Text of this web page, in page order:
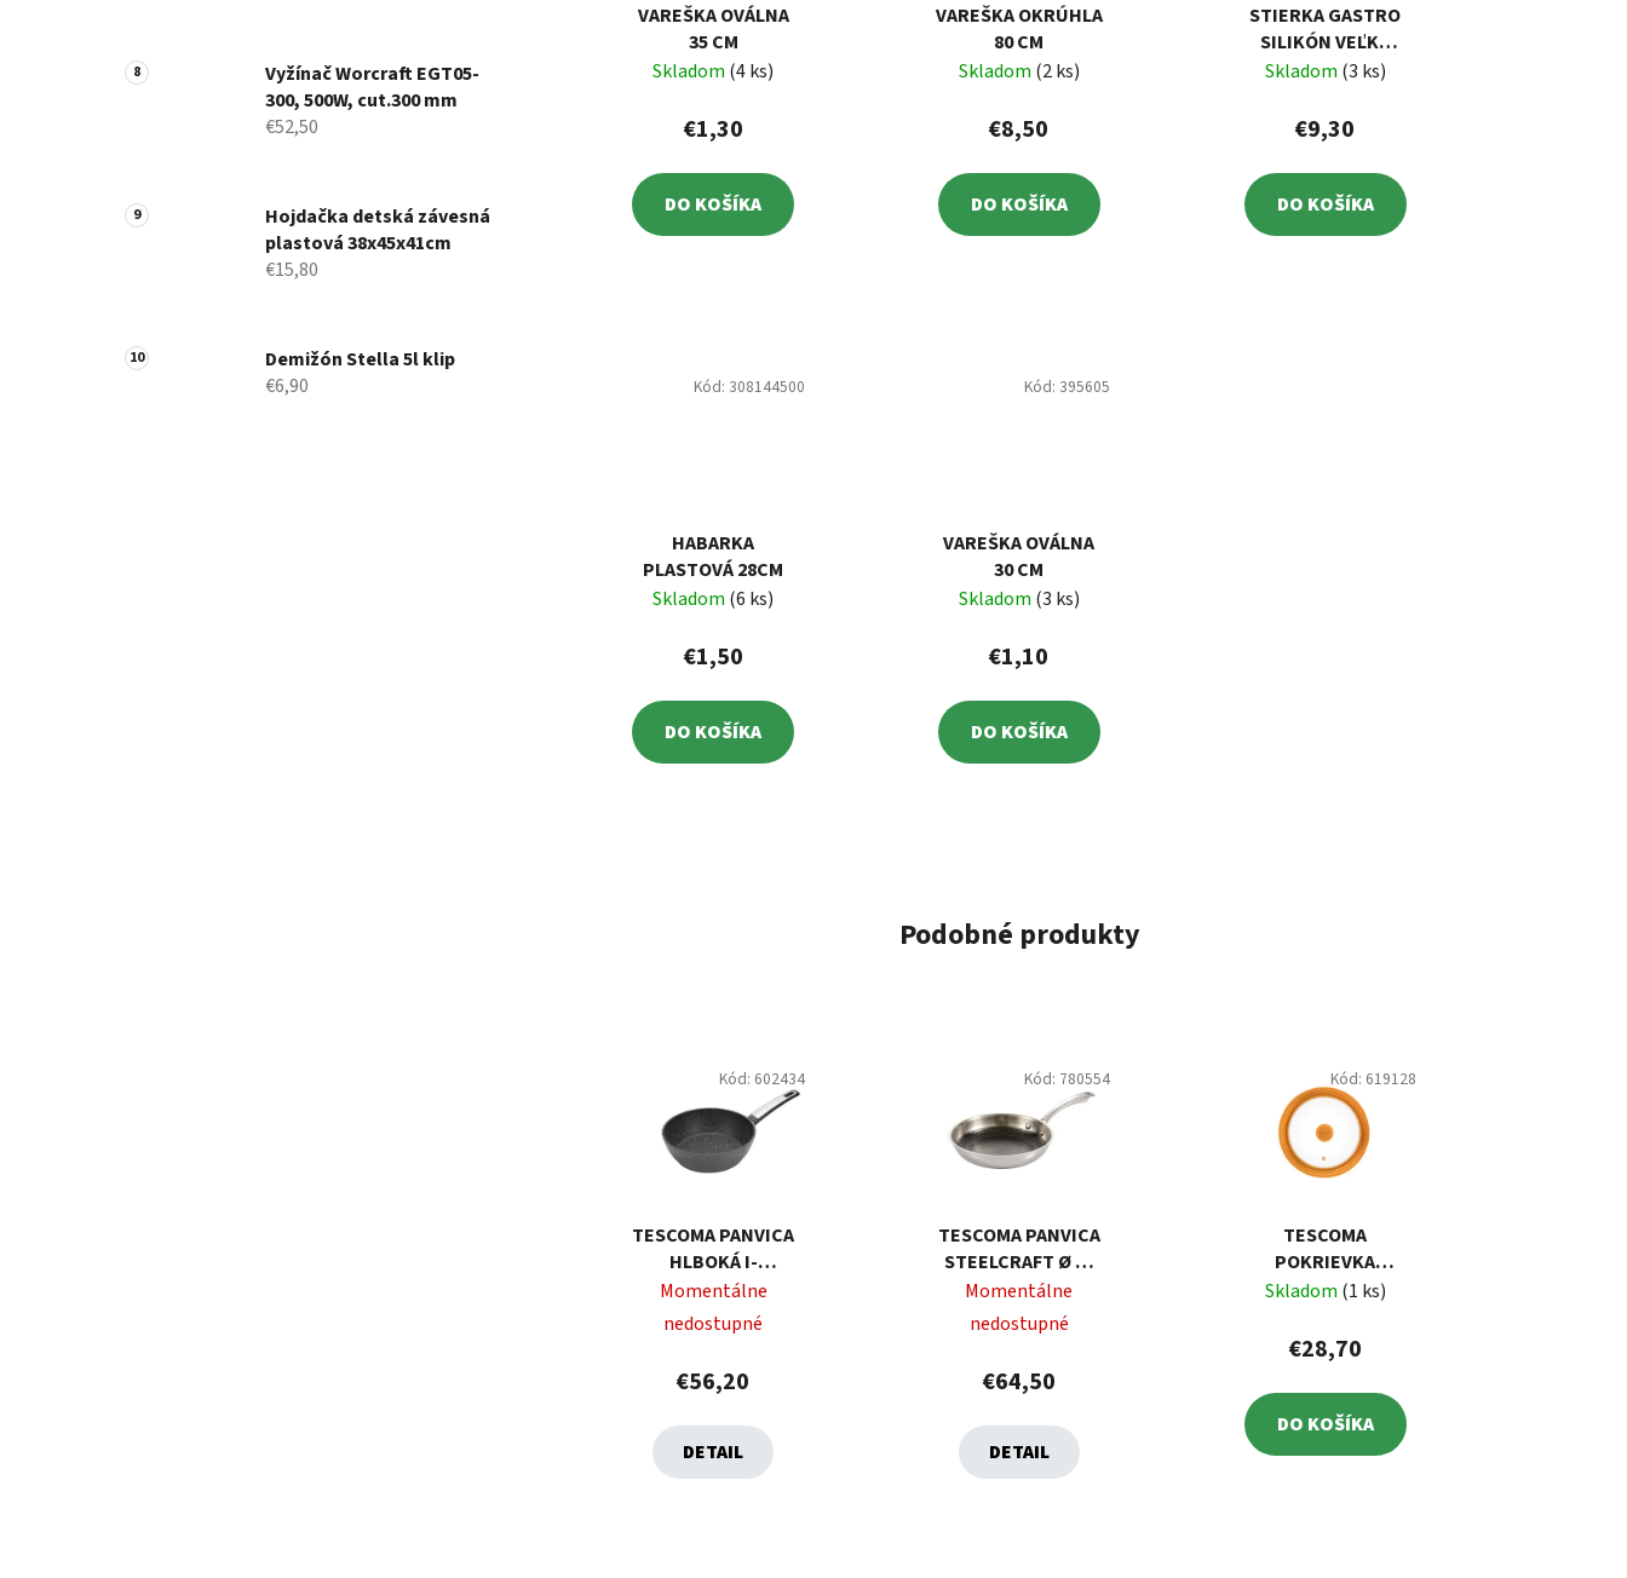
Vyžínač Worcraft EGT05-
300, 500W, cut.300 mm
€52,50
Hojdačka detská závesná
plastová 38x45x41cm
€15,80
Demižón Stella 5l klip
€6,90
VAREŠKA OVÁLNA
35 CM
Skladom (4 ks)
€1,30
DO KOŠÍKA
VAREŠKA OKRÚHLA
80 CM
Skladom (2 ks)
€8,50
DO KOŠÍKA
STIERKA GASTRO
SILIKÓN VEĽKÁ
150X100X6MM
Skladom (3 ks)
€9,30
DO KOŠÍKA
HABARKA
PLASTOVÁ 28CM
Skladom (6 ks)
€1,50
DO KOŠÍKA
Kód: 308144500
VAREŠKA OVÁLNA
30 CM
Skladom (3 ks)
€1,10
DO KOŠÍKA
Kód: 395605
Podobné produkty
TESCOMA PANVICA
HLBOKÁ I-
PREMIUM STONE Ø
24 CM
Momentálne
nedostupné
€56,20
DETAIL
Kód: 602434
TESCOMA PANVICA
STEELCRAFT Ø 24
CM
Momentálne
nedostupné
€64,50
DETAIL
Kód: 780554
TESCOMA
POKRIEVKA
UNICOVER Ø 28, 30,
Skladom (1 ks)
€28,70
DO KOŠÍKA
Kód: 619128